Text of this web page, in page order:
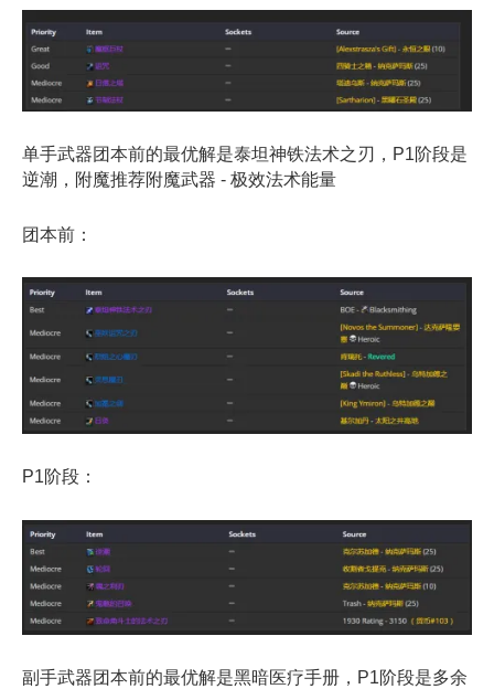
单手武器团本前的最优解是泰坦神铁法术之刃，P1阶段是
逆潮，附魔推荐附魔武器 - 极效法术能量
团本前：
P1阶段：
副手武器团本前的最优解是黑暗医疗手册，P1阶段是多余